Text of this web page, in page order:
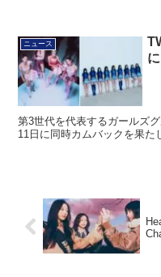
ニュース
第3世代を代表するガールズ
11日に同時カムバックを果た